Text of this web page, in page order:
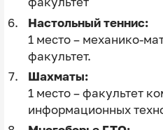
Настольный теннис:
1 место – механико-
факультет.
Шахматы:
1 место – факультет
информационных